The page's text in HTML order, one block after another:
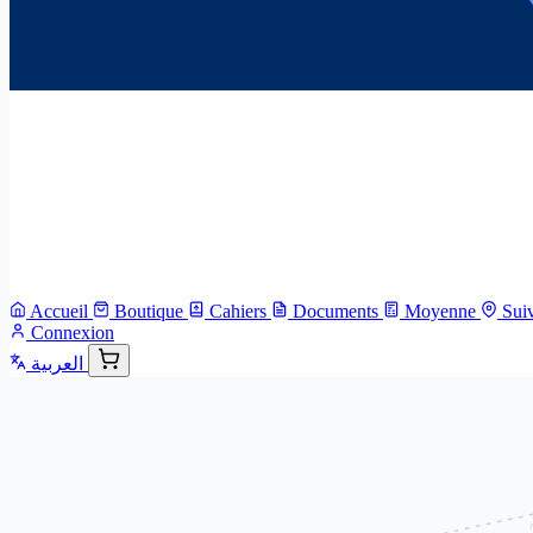
Accueil Boutique Cahiers Documents Moyenne
Connexion
العربية